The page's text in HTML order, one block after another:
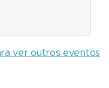
ver outros eventos